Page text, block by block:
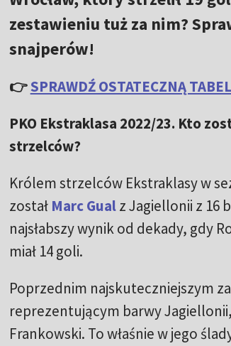
zestawieniu tuż za nim?
snajperów!
👉SPRAWDŹ OSTATECZNĄ
PKO Ekstraklasa 2022/23. Kto
strzelców?
Królem strzelców Ekstraklasy w
został Marc Gualz Jagiellonii z 16
najsłabszy wynik od dekady, gdy
miał 14 goli.
Poprzednim najskuteczniejszym
reprezentującym barwy
Frankowski. To właśnie w jego